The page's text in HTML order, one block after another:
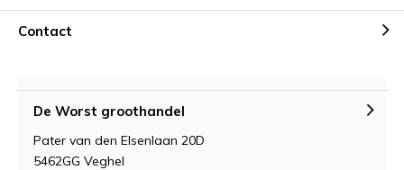
Contact
De Worst groothandel
Pater van den Elsenlaan 20D
5462GG Veghel